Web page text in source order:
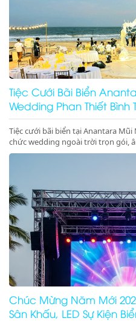
Tiệc Cưới Bãi Biển
Wedding Phan Thiết Bình
Tiệc cưới bãi biển tại Anantara Mũi
chức wedding ngoài trời trọn gói,
sân khấu cưới trên biển sang
Chúc Mừng Năm Mới
Sân Khấu, LED Sự Kiện